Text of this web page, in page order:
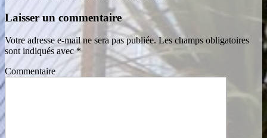
Laisser un commentaire
Votre adresse e-mail ne sera pas publiée. Les champs obligatoires
sont indiqués avec*
Commentaire